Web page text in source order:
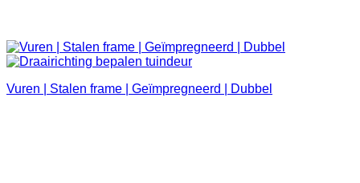
Vuren | Stalen frame | Geïmpregneerd | Dubbel